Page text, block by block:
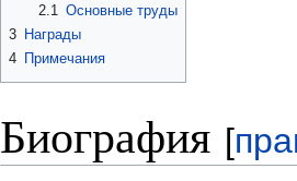
2.1
Основные труды
3 Награды
4 Примечания
Биография [